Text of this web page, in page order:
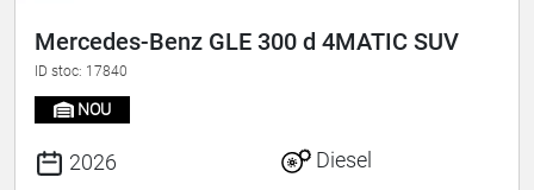
Mercedes-Benz GLE 300 d 4MATIC SUV
ID stoc: 17840
NOU
2026
Diesel